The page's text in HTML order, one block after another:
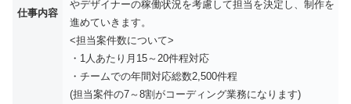
仕事内容
やデザイナーの稼働状況を考慮して担当を決定し、制作を
進めていきます。
<担当案件数について>
・1人あたり月15～20件程対応
・チームでの年間対応総数2,500件程
(担当案件の7～8割がコーディング業務になります)